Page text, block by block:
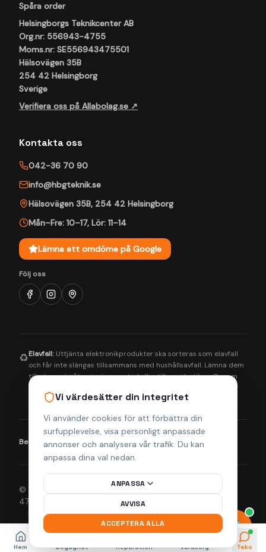
Vi värdesätter din integritet
Vi använder cookies för att förbättra din
surfupplevelse, visa personligt anpassade
annonser och analysera vår trafik. Du kan
anpassa dina val nedan.
ANPASSA
AVVISA
ACCEPTERA ALLA
Spåra order
Helsingborgs Teknikcenter AB
Org.nr: 556943-4755
Moms.nr: SE556943475501
Hälsovägen 35B
254 42 Helsingborg
Sverige
Verifiera oss på Allabolag.se ↗
Kontakta oss
042-36 70 90
info@hbgteknik.se
Hälsovägen 35B, 254 42 Helsingborg
Mån–Fre: 10–17, Lör: 11–14
Lämna ett omdöme på Google
Följ oss
♻️Elavfall: Uttjänta elektronikprodukter ska sorteras som elavfall
och får inte slängas tillsammans med hushållsavfall. Lämna dem
till närmaste återvinningscentral eller till oss i butiken. Genom
korrekt hantering bidrar du till en bättre miljö och säkerställer
att farliga ämnen tas om hand på rätt sätt.
Betalningsmetoder: Visa Mastercard Klarna
© 2026 Helsingborgs Teknikcenter AB (Org.nr 556943-
4755). Alla rättigheter förbehållna.
IntegritetspolicyKöpvillkorReturpolicyFrakt & Leverans
Hem Begagnat Reparation Varukorg Teko